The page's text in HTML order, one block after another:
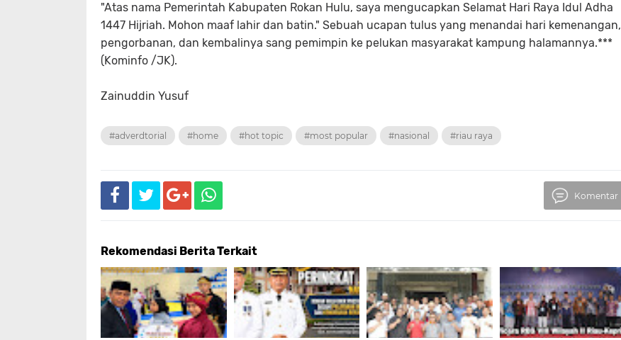
​"Atas nama Pemerintah Kabupaten Rokan Hulu, saya mengucapkan Selamat Hari Raya Idul Adha
1447 Hijriah. Mohon maaf lahir dan batin." Sebuah ucapan tulus yang menandai hari kemenangan,
pengorbanan, dan kembalinya sang pemimpin ke pelukan masyarakat kampung halamannya.***
(Kominfo /JK).
Zainuddin Yusuf
#adverdtorial #home #hot topic #most popular #nasional #riau raya
Komentar
Rekomendasi Berita Terkait